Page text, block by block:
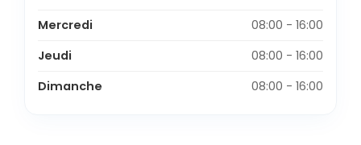
Mercredi
08:00 - 16:00
Jeudi
08:00 - 16:00
Dimanche
08:00 - 16:00